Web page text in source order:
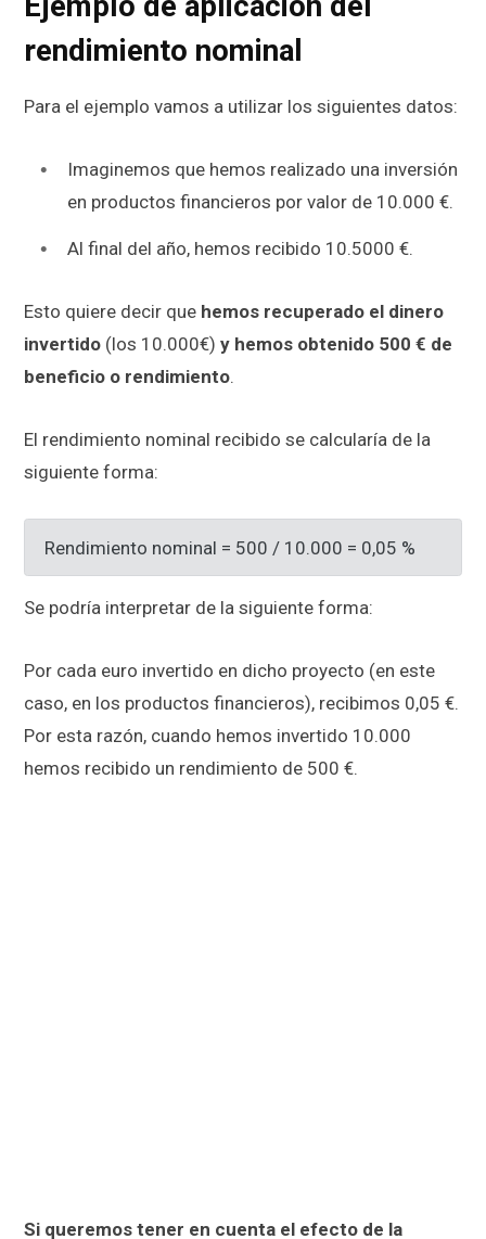
rendimiento nominal
Para el ejemplo vamos a utilizar los siguientes datos:
Imaginemos que hemos realizado una inversión
en productos financieros por valor de 10.000 €.
Al final del año, hemos recibido 10.5000 €.
Esto quiere decir que hemos recuperado el dinero
invertido (los 10.000€) y hemos obtenido 500 € de
beneficio o rendimiento.
El rendimiento nominal recibido se calcularía de la
siguiente forma:
Rendimiento nominal = 500 / 10.000 = 0,05 %
Se podría interpretar de la siguiente forma:
Por cada euro invertido en dicho proyecto (en este
caso, en los productos financieros), recibimos 0,05 €.
Por esta razón, cuando hemos invertido 10.000
hemos recibido un rendimiento de 500 €.
Si queremos tener en cuenta el efecto de la